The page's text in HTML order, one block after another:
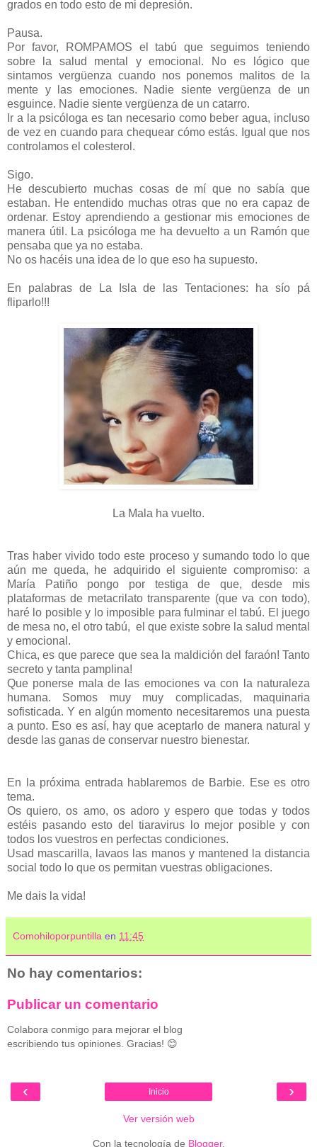
grados en todo esto de mi depresión.
Pausa.
Por favor, ROMPAMOS el tabú que seguimos teniendo
sobre la salud mental y emocional. No es lógico que
sintamos vergüenza cuando nos ponemos malitos de la
mente y las emociones. Nadie siente vergüenza de un
esguince. Nadie siente vergüenza de un catarro.
Ir a la psicóloga es tan necesario como beber agua, incluso
de vez en cuando para chequear cómo estás. Igual que nos
controlamos el colesterol.
Sigo.
He descubierto muchas cosas de mí que no sabía que
estaban. He entendido muchas otras que no era capaz de
ordenar. Estoy aprendiendo a gestionar mis emociones de
manera útil. La psicóloga me ha devuelto a un Ramón que
pensaba que ya no estaba.
No os hacéis una idea de lo que eso ha supuesto.
En palabras de La Isla de las Tentaciones: ha sío pá
fliparlo!!!
La Mala ha vuelto.
Tras haber vivido todo este proceso y sumando todo lo que
aún me queda, he adquirido el siguiente compromiso: a
María Patiño pongo por testiga de que, desde mis
plataformas de metacrilato transparente (que va con todo),
haré lo posible y lo imposible para fulminar el tabú. El juego
de mesa no, el otro tabú, el que existe sobre la salud mental
y emocional.
Chica, es que parece que sea la maldición del faraón! Tanto
secreto y tanta pamplina!
Que ponerse mala de las emociones va con la naturaleza
humana. Somos muy muy complicadas, maquinaria
sofisticada. Y en algún momento necesitaremos una puesta
a punto. Eso es así, hay que aceptarlo de manera natural y
desde las ganas de conservar nuestro bienestar.
En la próxima entrada hablaremos de Barbie. Ese es otro
tema.
Os quiero, os amo, os adoro y espero que todas y todos
estéis pasando esto del tiaravirus lo mejor posible y con
todos los vuestros en perfectas condiciones.
Usad mascarilla, lavaos las manos y mantened la distancia
social todo lo que os permitan vuestras obligaciones.
Me dais la vida!
Comohiloporpuntilla en 11:45
No hay comentarios:
Publicar un comentario
Colabora conmigo para mejorar el blog
escribiendo tus opiniones. Gracias! 😊
‹ ›
Inicio
Ver versión web
Con la tecnología de Blogger.